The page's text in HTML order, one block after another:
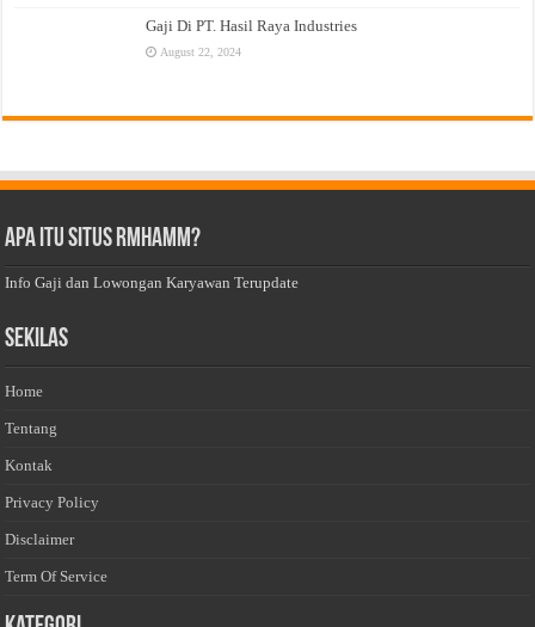
Gaji Di PT. Hasil Raya Industries
August 22, 2024
Apa Itu Situs Rmhamm?
Info Gaji dan Lowongan Karyawan Terupdate
Sekilas
Home
Tentang
Kontak
Privacy Policy
Disclaimer
Term Of Service